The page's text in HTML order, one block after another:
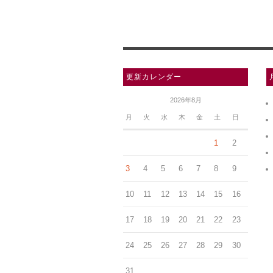
更新カレンダー
2026年8月
月 火 水 木 金 土 日
1 2
3 4 5 6 7 8 9
10 11 12 13 14 15 16
17 18 19 20 21 22 23
24 25 26 27 28 29 30
31